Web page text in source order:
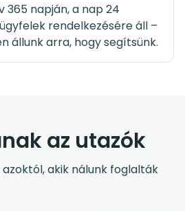
365 napján, a nap 24
rendelkezésére áll –
állunk arra, hogy segítsünk.
az utazók
akik nálunk foglalták